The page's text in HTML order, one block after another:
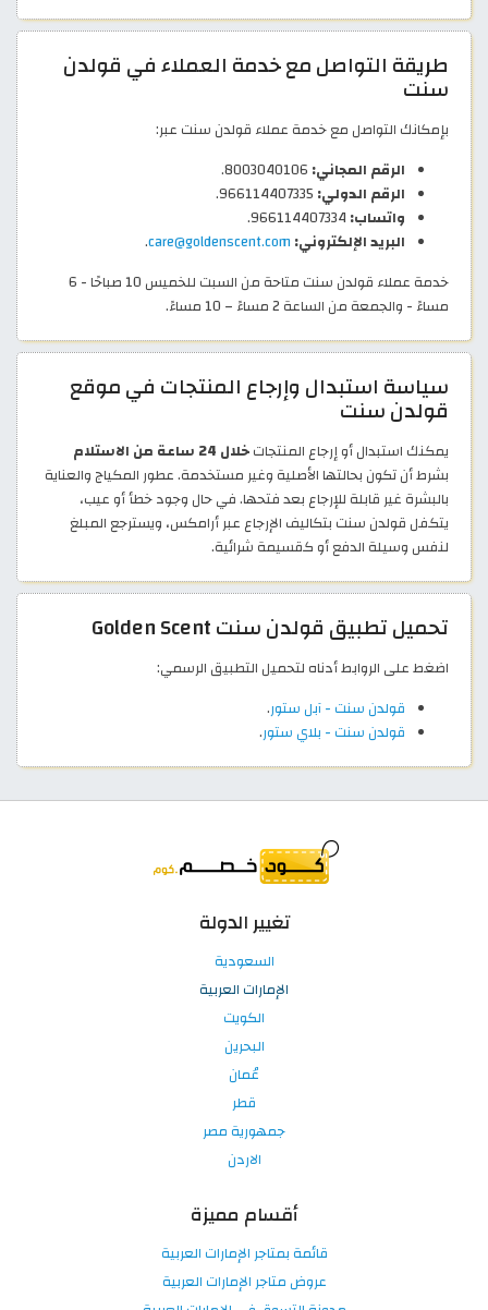
طريقة التواصل مع خدمة العملاء في قولدن
سنت
بإمكانك التواصل مع خدمة عملاء قولدن سنت عبر:
الرقم المجاني: 8003040106.
الرقم الدولي:
واتساب:
البريد الإلكتروني: care@goldenscent.com
.
خدمة عملاء قولدن سنت متاحة من السبت للخميس 10 صباحًا - 6
مساءً - والجمعة من الساعة 2 مساءً – 10 مساءً.
سياسة استبدال وإرجاع المنتجات في موقع
قولدن سنت
يمكنك استبدال أو إرجاع المنتجاتخلال 24 ساعة من الاستلام
بشرط أن تكون بحالتها الأصلية وغير مستخدمة. عطور المكياج والعناية
بالبشرة غير قابلة للإرجاع بعد فتحها. في حال وجود خطأ أو عيب،
يتكفل قولدن سنت بتكاليف الإرجاع عبر أرامكس، ويسترجع المبلغ
لنفس وسيلة الدفع أو كقسيمة شرائية.
تحميل تطبيق قولدن سنت Golden Scent
اضغط على الروابط أدناه لتحميل التطبيق الرسمي:
قولدن سنت - آبل ستور.
قولدن سنت - بلاي ستور.
تغيير الدولة
السعودية
الإمارات العربية
الكويت
البحرين
عُمان
قطر
جمهورية مصر
الاردن
أقسام مميزة
قائمة بمتاجر الإمارات العربية
عروض متاجر الإمارات العربية